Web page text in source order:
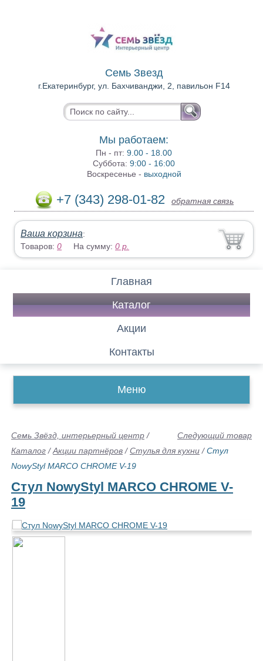
Семь Звезд
г.Екатеринбург, ул. Бахчиванджи, 2, павильон F14
Мы работаем:
Пн - пт:9.00 - 18.00
Суббота:9:00 - 16:00
Воскресенье - выходной
+7 (343) 298-01-82 обратная связь
Ваша корзина:
Товаров:0 На сумму:0 р.
Главная
Каталог
Акции
Контакты
Меню
Следующий товар
Семь Звёзд, интерьерный центр /
Каталог /Акции партнёров /Стулья для кухни /Стул
NowyStyl MARCO CHROME V-19
Стул NowyStyl MARCO CHROME V-
19